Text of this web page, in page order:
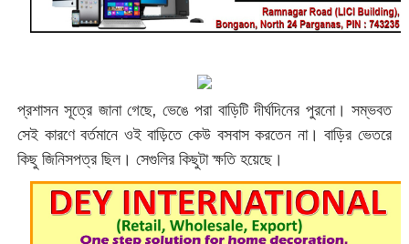
প্রশাসন সূত্রে জানা গেছে, ভেঙে পরা বাড়িটি দীর্ঘদিনের পুরনো। সম্ভবত
সেই কারণে বর্তমানে ওই বাড়িতে কেউ বসবাস করতেন না। বাড়ির ভেতরে
কিছু জিনিসপত্র ছিল। সেগুলির কিছুটা ক্ষতি হয়েছে।